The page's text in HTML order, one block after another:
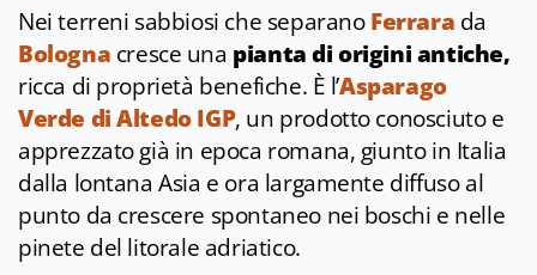
Nei terreni sabbiosi che separanoFerrara da
Bologna cresce una pianta di origini antiche,
ricca di proprietà benefiche. È l’Asparago
Verde di Altedo IGP, un prodotto conosciuto e
apprezzato già in epoca romana, giunto in Italia
dalla lontana Asia e ora largamente diffuso al
punto da crescere spontaneo nei boschi e nelle
pinete del litorale adriatico.